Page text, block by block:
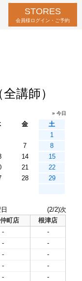
STORES
会員様ログイン・ご予約
講師）
» 今日
金
土
1
7
8
14
15
21
22
28
29
(2/2)次
町店
根津店
-
-
-
-
-
-
-
-
-
-